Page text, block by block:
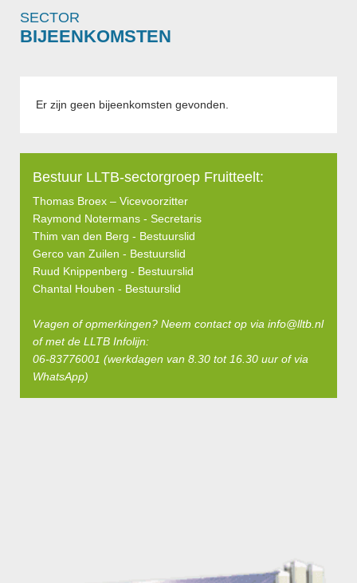
SECTOR
BIJEENKOMSTEN
Er zijn geen bijeenkomsten gevonden.
Bestuur LLTB-sectorgroep Fruitteelt:
Thomas Broex – Vicevoorzitter
Raymond Notermans - Secretaris
Thim van den Berg - Bestuurslid
Gerco van Zuilen - Bestuurslid
Ruud Knippenberg - Bestuurslid
Chantal Houben - Bestuurslid
Vragen of opmerkingen? Neem contact op via info@lltb.nl
of met de LLTB Infolijn:
06-83776001 (werkdagen van 8.30 tot 16.30 uur of via
WhatsApp)